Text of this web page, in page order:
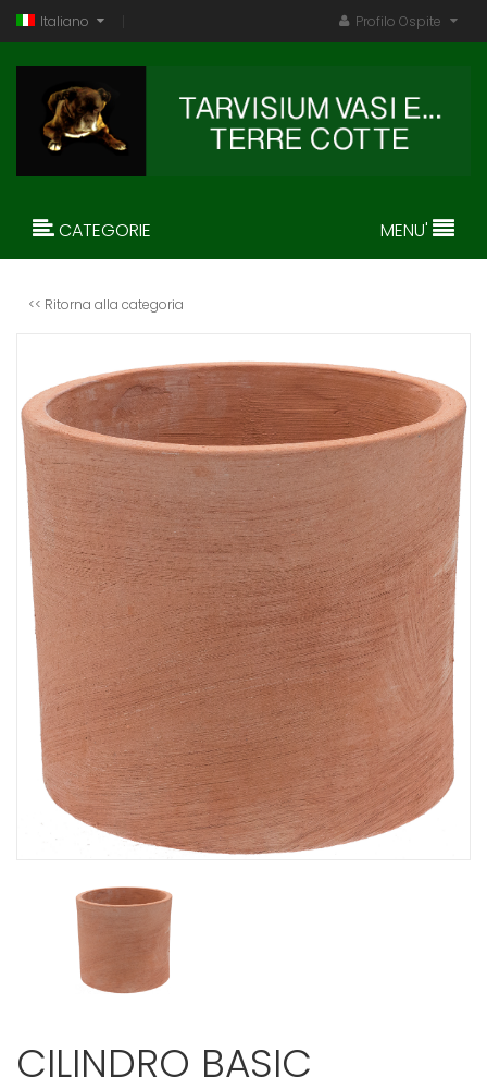
Italiano Profilo Ospite
CATEGORIE MENU'
<< Ritorna alla categoria
CILINDRO BASIC